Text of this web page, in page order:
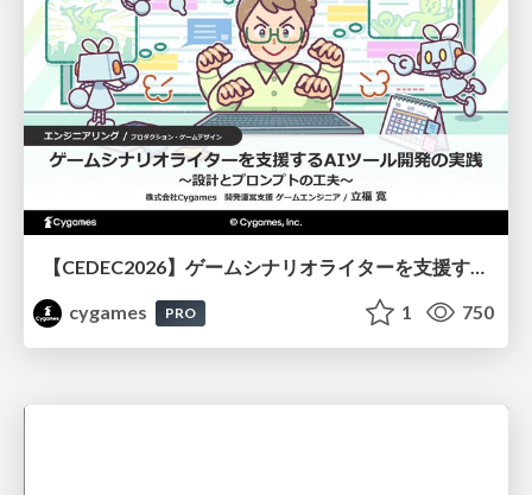
【CEDEC2026】ゲームシナリオライターを支援するAIツール開発の実践 ― 設計とプロンプトの工夫 ―
cygames
PRO 1 750